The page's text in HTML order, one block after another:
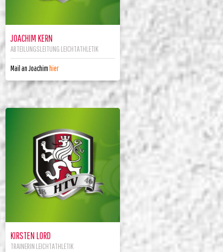
JOACHIM KERN
ABTEILUNGSLEITUNG LEICHTATHLETIK
Mail an Joachimhier
KIRSTEN LORD
TRAINERIN LEICHTATHLETIK